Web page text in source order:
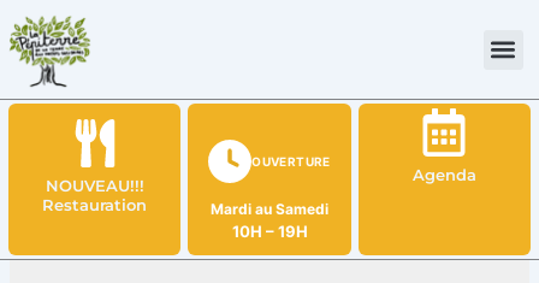
Aller
au
contenu
NOUVEAU!!!
Restauration
OUVERTURE
Mardi au Samedi
10H – 19H
Agenda